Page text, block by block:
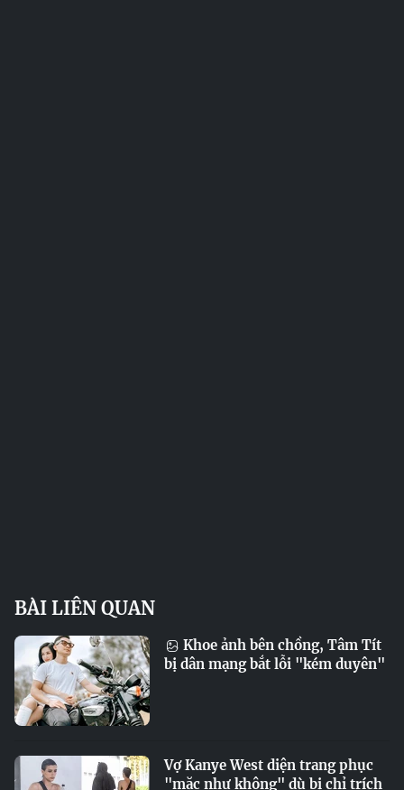
BÀI LIÊN QUAN
Khoe ảnh bên chồng, Tâm Tít
bị dân mạng bắt lỗi "kém duyên"
Vợ Kanye West diện trang phục
"mặc như không" dù bị chỉ trích